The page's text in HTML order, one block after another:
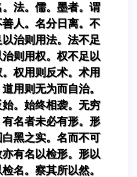
法。儒。墨者。谓
人。名分日离。不
治则用法。法不足
则用权。权不足以
权用则反术。术用
用则无为而自治。
。始终相袭。无穷
名者未必有形。形
黑之实。名而不可
有名以检形。形以
名。察其所以然。